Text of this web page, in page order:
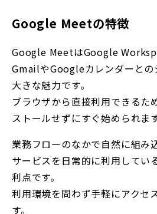
Google Meetの特徴
Google MeetはGoogle
GmailやGoogleカレンダーとの
大きな魅力です。
ブラウザから直接利用できるた
ストールせずにすぐ始められます
業務フローのなかで自然に組み
サービスを日常的に利用してい
利点です。
利用環境を問わず手軽にアクセ
す。